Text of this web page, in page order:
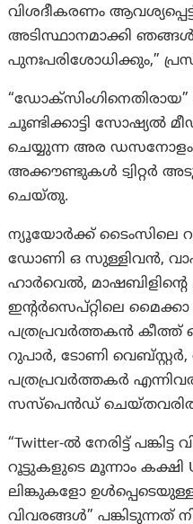
വിശദീകരണം
അടിസ്ഥാനമാക്കി
പുനഃപരിശോധിക്കും,”
ചൂണ്ടിക്കാട്ടി സോഷ്യൽ
ചെയ്യുന്ന അര ഡസനോളം
അക്കൗണ്ടുകൾ ട്വിറ്റർ
ചെയ്തു.
ന്യൂയോർക്ക് ടൈംസിലെ
ഡോണി ഒ സുള്ളിവൻ,
ഹാർവെൽ,
ഇന്റർസെപ്റ്റിലെ മൈക്കാ
പത്രപ്രവർത്തകൻ
റുപാർ, ടോണി വെബ്‌സ്റ്റർ,
പത്രപ്രവർത്തകര്‍
സസ്പെൻഡ് ചെയ്തവരിൽ
“Twitter-ൽ നേരിട്ട്
റൂട്ടുകളുടെ മൂന്നാം കക്ഷി
ലിങ്കുകളോ
വിവരങ്ങൾ” പങ്കിടുന്നത്